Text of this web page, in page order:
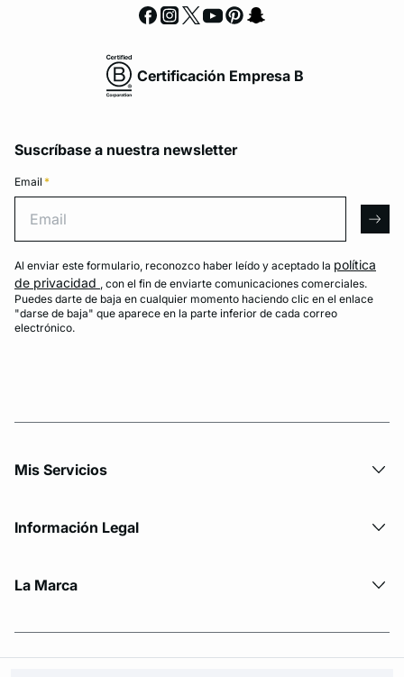
Certificación Empresa B
Suscríbase a nuestra newsletter
Email *
Al enviar este formulario, reconozco haber leído y aceptado la política
de privacidad , con el fin de enviarte comunicaciones comerciales.
Puedes darte de baja en cualquier momento haciendo clic en el enlace
"darse de baja" que aparece en la parte inferior de cada correo
electrónico.
Mis Servicios
Información Legal
La Marca